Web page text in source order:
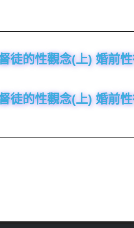
徒的性觀念(上) 婚前
徒的性觀念(上) 婚前